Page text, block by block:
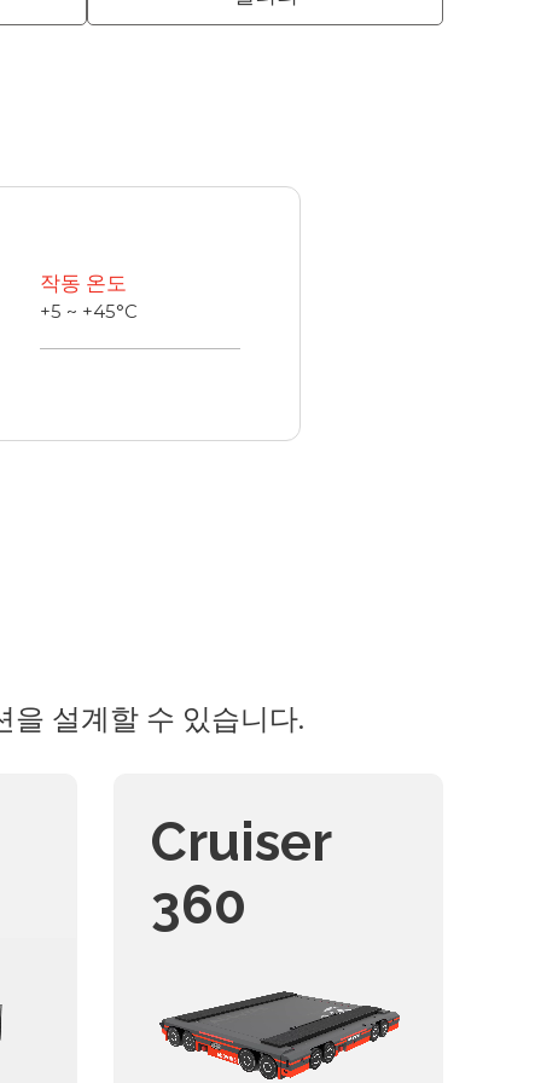
작동 온도
+5 ~ +45°C
설계할 수 있습니다.
Cruiser
360